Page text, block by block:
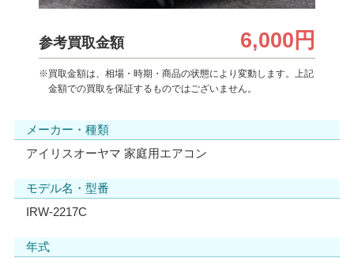
参考買取金額 6,000円
※買取金額は、相場・時期・商品の状態により変動します。上記
金額での買取を保証するものではございません。
メーカー・種類
アイリスオーヤマ 家庭用エアコン
モデル名・型番
IRW-2217C
年式